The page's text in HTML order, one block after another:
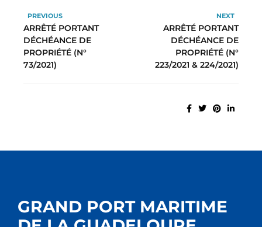
PREVIOUS
ARRÊTÉ PORTANT
DÉCHÉANCE DE
PROPRIÉTÉ (N°
73/2021)
NEXT
ARRÊTÉ PORTANT
DÉCHÉANCE DE
PROPRIÉTÉ (N°
223/2021 & 224/2021)
GRAND PORT MARITIME